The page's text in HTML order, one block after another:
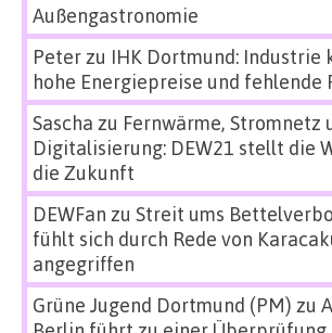
Außengastronomie
Peterzu IHK Dortmund: Industrie
hohe Energiepreise und fehlende
Sascha zu Fernwärme, Stromnetz
Digitalisierung: DEW21 stellt die
die Zukunft
DEWFan zu Streit ums
fühlt sich durch Rede von
angegriffen
Grüne Jugend Dortmund (PM) zu